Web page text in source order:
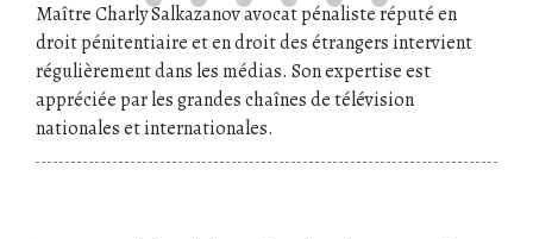
Maître Charly Salkazanov avocat pénaliste réputé en
droit pénitentiaire et en droit des étrangers intervient
régulièrement dans les médias. Son expertise est
appréciée par les grandes chaînes de télévision
nationales et internationales.